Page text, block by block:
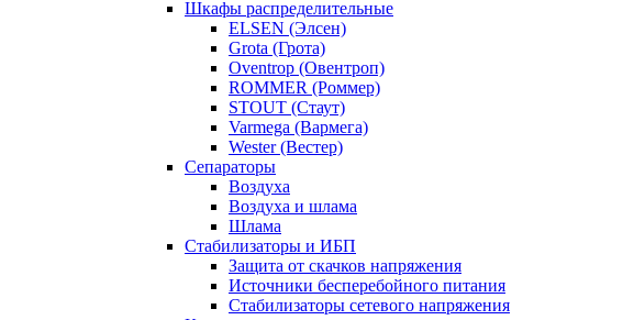
Шкафы распределительные
ELSEN (Элсен)
Grota (Грота)
Oventrop (Овентроп)
ROMMER (Роммер)
STOUT (Стаут)
Varmega (Вармега)
Wester (Вестер)
Сепараторы
Воздуха
Воздуха и шлама
Шлама
Стабилизаторы и ИБП
Защита от скачков напряжения
Источники бесперебойного питания
Стабилизаторы сетевого напряжения